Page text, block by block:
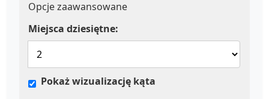
Opcje zaawansowane
Miejsca dziesiętne:
Pokaż wizualizację kąta